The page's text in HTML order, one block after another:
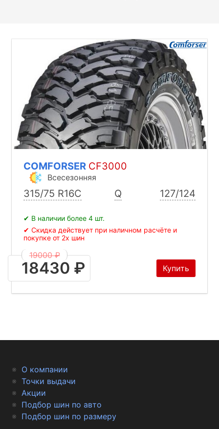
COMFORSER CF3000
Всесезонняя
315/75 R16C Q 127/124
✔ В наличии более 4 шт.
✔ Скидка действует при наличном расчёте и
покупке от 2х шин
19000 ₽
18430 ₽ Купить
О компании
Точки выдачи
Акции
Подбор шин по авто
Подбор шин по размеру